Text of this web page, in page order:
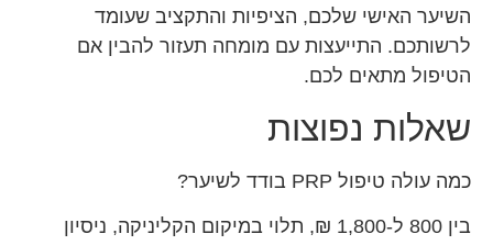
השיער האישי שלכם, הציפיות והתקציב שעומד
לרשותכם. התייעצות עם מומחה תעזור להבין אם
הטיפול מתאים לכם.
שאלות נפוצות
כמה עולה טיפול PRP בודד לשיער?
בין 800 ל-1,800 ₪, תלוי במיקום הקליניקה, ניסיון